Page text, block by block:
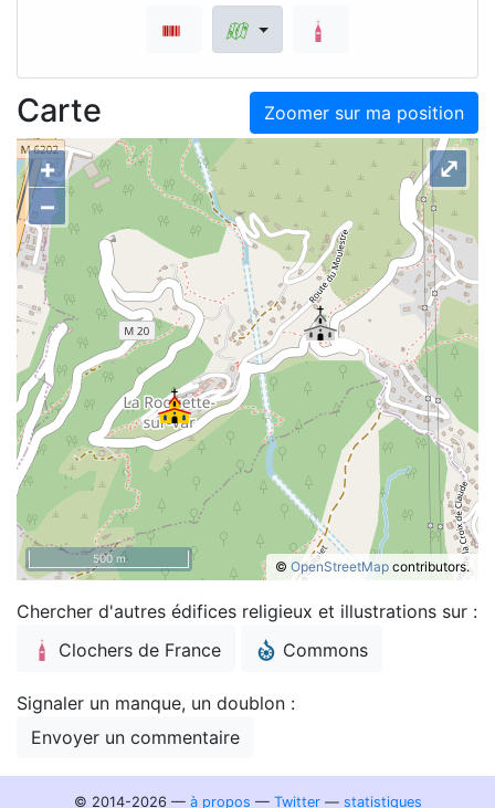
Zoomer sur ma position
Carte
+
–
© OpenStreetMap contributors.
⤢
500 m
Chercher d'autres édifices religieux et illustrations sur :
Clochers de France
Commons
Signaler un manque, un doublon :
Envoyer un commentaire
© 2014-2026 — à propos — Twitter— statistiques